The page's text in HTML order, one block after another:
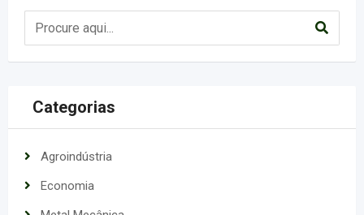
Categorias
Agroindústria
Economia